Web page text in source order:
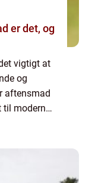
er det, og
vigtigt at
og
aftensmad
til moderne